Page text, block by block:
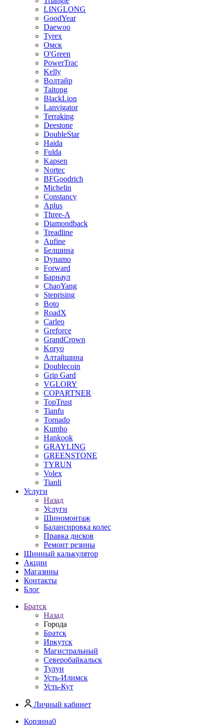
LINGLONG
GoodYear
Daewoo
Tyrex
Омск
O'Green
PowerTrac
Kelly
Волтайр
Taitong
BlackLion
Lanvigator
Terraking
Deestone
DoubleStar
Haida
Fulda
Kapsen
Nortec
BFGoodrich
Michelin
Constancy
Aplus
Three-A
Diamondback
Treadline
Aufine
Белшина
Dynamo
Forward
Барнаул
ChaoYang
Steprising
Boto
RoadX
Carleo
Greforce
GrandCrown
Koryo
Алтайшина
Doublecoin
Grip Gard
VGLORY
COPARTNER
TopTrust
Tianfu
Tornado
Kumho
Hankook
GRAYLING
GREENSTONE
TYRUN
Volex
Tianli
Услуги
Назад
Услуги
Шиномонтаж
Балансировка колес
Правка дисков
Ремонт резины
Шинный калькулятор
Акции
Магазины
Контакты
Блог
Братск
Назад
Города
Братск
Иркутск
Магистральный
Северобайкальск
Тулун
Усть-Илимск
Усть-Кут
Личный кабинет
Корзина0